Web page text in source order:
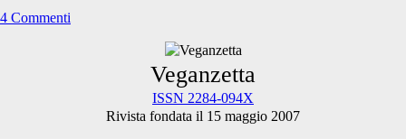
4 Commenti
Veganzetta
ISSN 2284-094X
Rivista fondata il 15 maggio 2007